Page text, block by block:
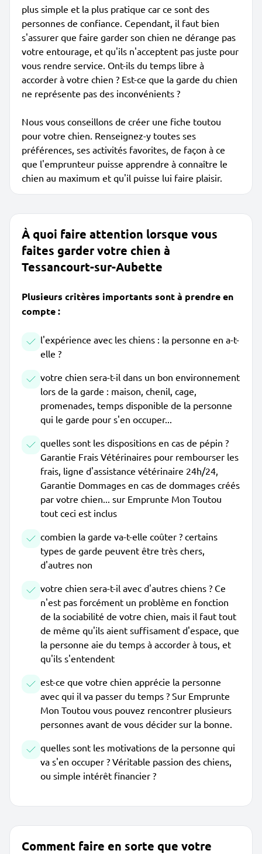
plus simple et la plus pratique car ce sont des
personnes de confiance. Cependant, il faut bien
s'assurer que faire garder son chien ne dérange pas
votre entourage, et qu'ils n'acceptent pas juste pour
vous rendre service. Ont-ils du temps libre à
accorder à votre chien ? Est-ce que la garde du chien
ne représente pas des inconvénients ?
Nous vous conseillons de créer une fiche toutou
pour votre chien. Renseignez-y toutes ses
préférences, ses activités favorites, de façon à ce
que l'emprunteur puisse apprendre à connaître le
chien au maximum et qu'il puisse lui faire plaisir.
À quoi faire attention lorsque vous
faites garder votre chien à
Tessancourt-sur-Aubette
Plusieurs critères importants sont à prendre en
compte :
l'expérience avec les chiens : la personne en a-t-
elle ?
votre chien sera-t-il dans un bon environnement
lors de la garde : maison, chenil, cage,
promenades, temps disponible de la personne
qui le garde pour s'en occuper...
quelles sont les dispositions en cas de pépin ?
Garantie Frais Vétérinaires pour rembourser les
frais, ligne d'assistance vétérinaire 24h/24,
Garantie Dommages en cas de dommages créés
par votre chien... sur Emprunte Mon Toutou
tout ceci est inclus
combien la garde va-t-elle coûter ? certains
types de garde peuvent être très chers,
d'autres non
votre chien sera-t-il avec d'autres chiens ? Ce
n'est pas forcément un problème en fonction
de la sociabilité de votre chien, mais il faut tout
de même qu'ils aient suffisament d'espace, que
la personne aie du temps à accorder à tous, et
qu'ils s'entendent
est-ce que votre chien apprécie la personne
avec qui il va passer du temps ? Sur Emprunte
Mon Toutou vous pouvez rencontrer plusieurs
personnes avant de vous décider sur la bonne.
quelles sont les motivations de la personne qui
va s'en occuper ? Véritable passion des chiens,
ou simple intérêt financier ?
Comment faire en sorte que votre